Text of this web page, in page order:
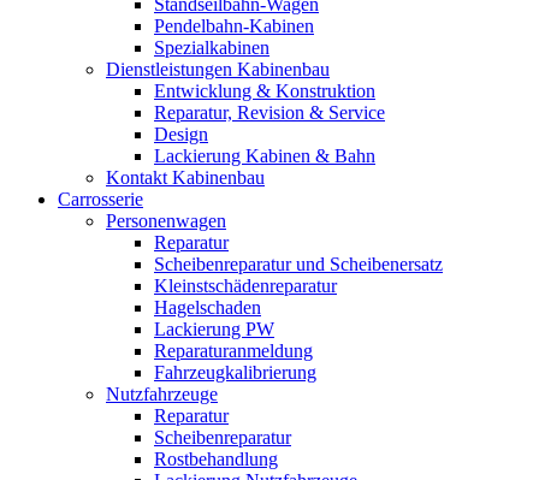
Standseilbahn-Wagen
Pendelbahn-Kabinen
Spezialkabinen
Dienstleistungen Kabinenbau
Entwicklung & Konstruktion
Reparatur, Revision & Service
Design
Lackierung Kabinen & Bahn
Kontakt Kabinenbau
Carrosserie
Personenwagen
Reparatur
Scheibenreparatur und Scheibenersatz
Kleinstschädenreparatur
Hagelschaden
Lackierung PW
Reparaturanmeldung
Fahrzeugkalibrierung
Nutzfahrzeuge
Reparatur
Scheibenreparatur
Rostbehandlung